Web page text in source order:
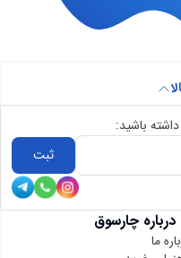
درباره چارسوق
ما
باشید:
ثبت